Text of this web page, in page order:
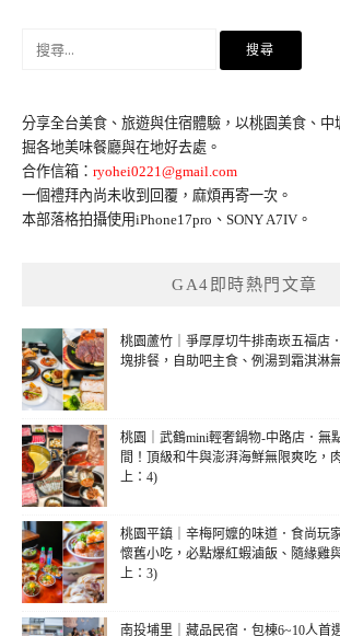
覽
字:
分享全台美食、旅遊與住宿體驗，以桃園美食、中
掘各地美味餐廳與在地好去處。
合作信箱： ryohei0221@gmail.com
一個禮拜內尚未收到回覆，麻煩再寄一次。
本部落格拍攝使用iPhone17pro、SONY A7IV。
GA4即時熱門文章
桃園蘆竹｜爭厚厚切牛排南崁五福店
塊排餐，自助吧主食、例湯到霜淇淋
桃園｜武鶴mini輕奢鍋物-中路店．無
間！頂級和牛與澎湃海鮮無限爽吃，
上：4)
桃園平鎮｜辛梅阿嬤的味道．食尚玩
懷舊小吃，必點爆紅蝦滷飯、隨緣雞
上：3)
南投埔里｜藏品民宿．包棟6~10人首